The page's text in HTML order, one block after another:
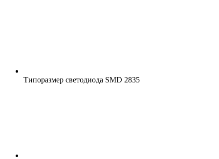
Типоразмер светодиода SMD 2835